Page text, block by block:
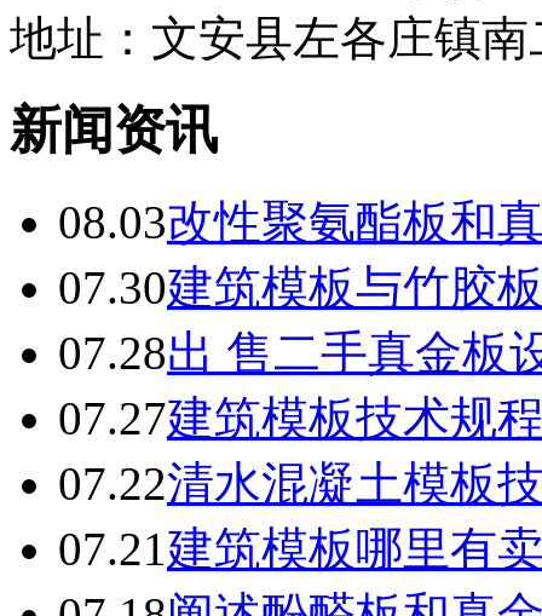
地址：文安县左各庄镇
新闻资讯
08.03改性聚氨酯板和
07.30建筑模板与竹胶
07.28出 售二手真金板
07.27建筑模板技术规
07.22清水混凝土模板
07.21建筑模板哪里有